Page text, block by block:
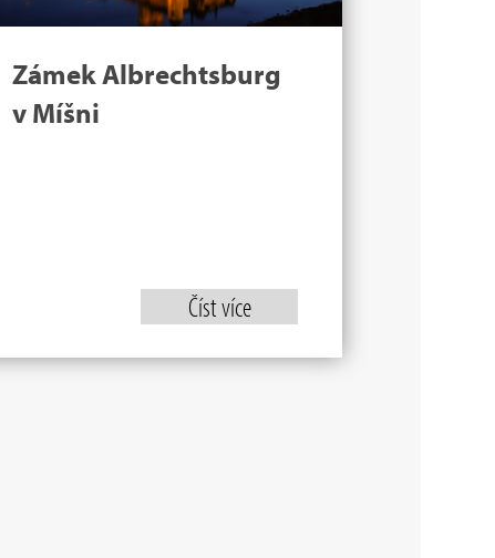
Zámek Albrechtsburg
v Míšni
Číst více